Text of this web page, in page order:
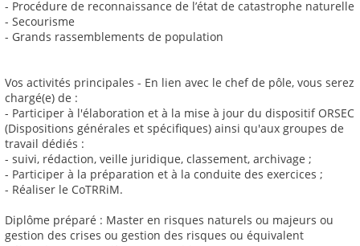
- Procédure de reconnaissance de l’état de catastrophe naturelle
- Secourisme
- Grands rassemblements de population
Vos activités principales - En lien avec le chef de pôle, vous serez
chargé(e) de :
- Participer à l'élaboration et à la mise à jour du dispositif ORSEC
(Dispositions générales et spécifiques) ainsi qu'aux groupes de
travail dédiés :
- suivi, rédaction, veille juridique, classement, archivage ;
- Participer à la préparation et à la conduite des exercices ;
- Réaliser le CoTRRiM.
Diplôme préparé : Master en risques naturels ou majeurs ou
gestion des crises ou gestion des risques ou équivalent